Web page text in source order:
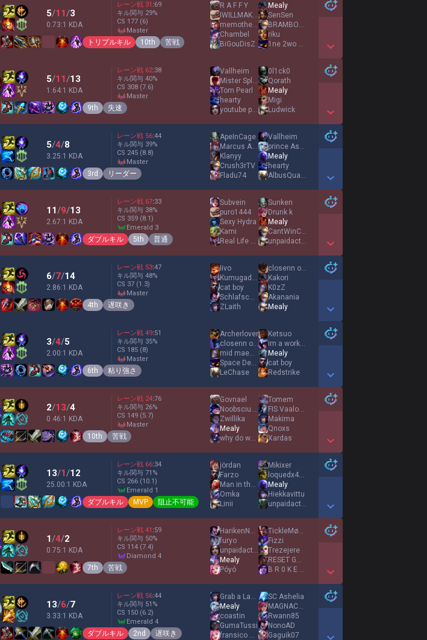
5/11/3
0.73:1 KDA
レーン戦 31 :69
キル関与 29%
CS 177 (6)
master
トリプルキル 10th 苦戦
R A F F Y
IWILLMAKEIT
memotherapy
Chambel
BiGouDisZ
Mealy
SenSen
BRAMBORAK123
riku
1ne 2wo 7even
Show More Detail Games
5/11/13
1.64:1 KDA
レーン戦 62:38
キル関与 40%
CS 308 (7.6)
master
9th 失速
Vallheim
Mister Splitpush
Tom Pearl
hearty
youtube pumpTM
0l1ck0
Qorath
Mealy
Migi
Ludwick
Show More Detail Games
5/4/8
3.25:1 KDA
レーン戦 56:44
キル関与 39%
CS 245 (8.8)
master
3rd リーダー
ApeInCage
Marcus Aurelius
Klanyy
Crush3rTV
Fladu74
Vallheim
prince Asora
Mealy
hearty
AlbusQuadraDoor
Show More Detail Games
11/9/13
2.67:1 KDA
レーン戦 67:33
キル関与 38%
CS 359 (8.1)
emerald 3
ダブルキル 5th 普通
Subvein
puro1444
Sexy Hydra
Kami
Real Life Clown
Sunken
Drunk k
Mealy
CantWinCantWin
unpaidactor
Show More Detail Games
6/7/14
2.86:1 KDA
レーン戦 53:47
キル関与 48%
CS 37 (1.3)
master
4th 遅咲き
Iivo
Kumugadonkis
cat boy
Schlafschaf
ZLaith
closerın oğlu
Kakori
K0zZ
Akanania
Mealy
Show More Detail Games
3/4/5
2.00:1 KDA
レーン戦 49:51
キル関与 35%
CS 185 (8)
master
6th 粘り強さ
Archerlover
closerın oğlu
mid maestro
Space Demented
LeChase
Ketsuo
im a worker sir
Mealy
cat boy
Redstrike
Show More Detail Games
2/13/4
0.46:1 KDA
レーン戦 24:76
キル関与 26%
CS 149 (5.7)
master
10th 苦戦
Govnael
Noobsciutto
Zwillika
Mealy
why do we fall
Tomem
FIS Vaalouu
Makima
Qnoxs
Xardas
Show More Detail Games
13/1/12
25.00:1 KDA
レーン戦 66:34
キル関与 71 %
CS 266 (10.1)
emerald 1
ダブルキル MVP 阻止不可能
jördan
Farzo
Man in theMirror
Οmka
Linii
Mikixer
loquedx420
Mealy
Hiekkavittu
unpaidactor
Show More Detail Games
1/4/2
0.75:1 KDA
レーン戦 41 :59
キル関与 50%
CS 114 (7.4)
diamond 4
7th 苦戦
HarikenNoKaze
furyo
unpaidactor
Mealy
Póyó
TickleMønster
Fizzi
Trezejere
RESET GO IN
B R 0 K E N Q
Show More Detail Games
13/6/7
3.33:1 KDA
レーン戦 56:44
キル関与 51 %
CS 150 (6.2)
emerald 4
ダブルキル 2nd 遅咲き
Grab a Lantern
Mealy
coastin
GumaTussi
fransico 129
SC Ashelia
MAGNACUS
Rwann85
NonoAD
Gaguik07